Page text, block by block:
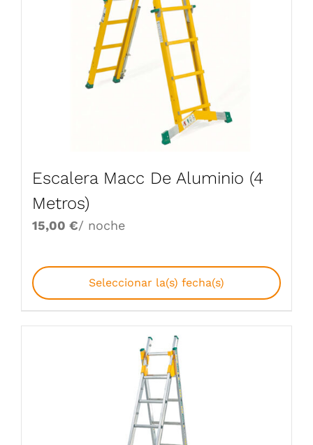
Escalera Macc De Aluminio (4
Metros)
15,00 €/ noche
Seleccionar la(s) fecha(s)